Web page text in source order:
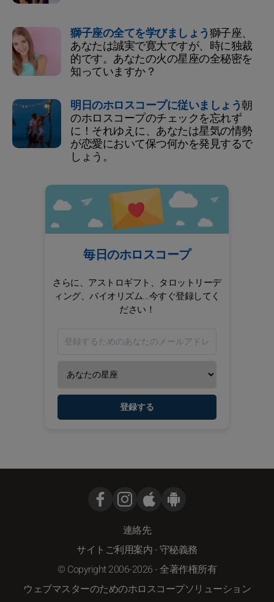
獅子座の全てを学びましょう獅子座、
あなたは誠実で寛大ですが、時に独裁
的です。あなたの火の星座の全秘密を
知っていますか？
明日のホロスコープに従いましょう朝
のホロスコープのチェックを忘れず
に！それゆえに、あなたは星気の情勢
が恋愛において保つ何かを発見するで
しょう。
毎日のホロスコープ
さらに、アストロギフト、タロットリーデ
ィング、バイオリズム...今すぐ登録してく
ださい！
登録する
連絡先
サイトご利用案内-守秘義務
© Copyright 2006-2026 - 全著作権所有
ウェブマスターのためのホロスコープソリューション